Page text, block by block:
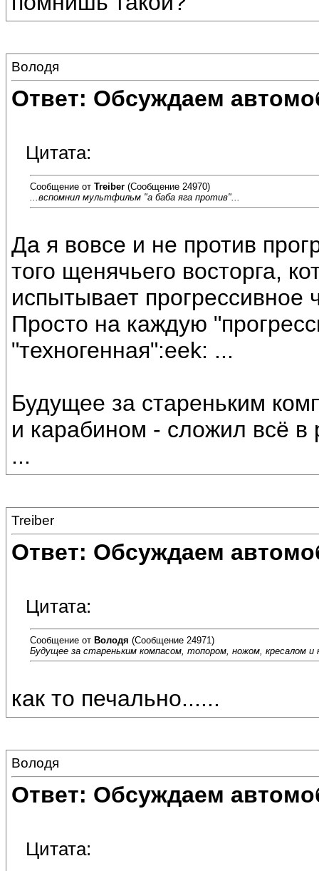
Володя
Ответ: Обсуждаем
Цитата:
Сообщение от Treiber (Сообщение 24970)
...вспомнил мультфильм "а баба яга против"...
Да я вовсе и не против
того щенячьего восторга,
испытывает прогрессивное
Просто на каждую
"техногенная":eek: ...
Будущее за стареньким
и карабином - сложил всё в
...
Treiber
Ответ: Обсуждаем
Цитата:
Сообщение от Володя (Сообщение 24971)
Будущее за стареньким компасом, топором, ножом, кресалом и
как то печально......
Володя
Ответ: Обсуждаем
Цитата: